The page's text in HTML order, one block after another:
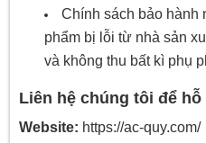
Chính sách bảo hành
phẩm bị lỗi từ nhà sản
và không thu bất kì phụ
Liên hệ chúng tôi để
Website: https://ac-quy.com/